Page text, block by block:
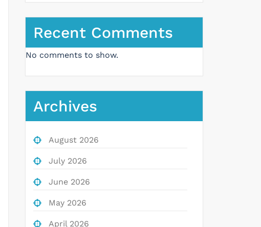
Recent Comments
No comments to show.
Archives
August 2026
July 2026
June 2026
May 2026
April 2026